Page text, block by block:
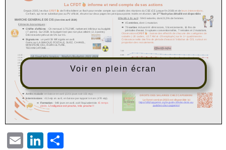
Voir en plein écran
EMAIL LINKEDIN